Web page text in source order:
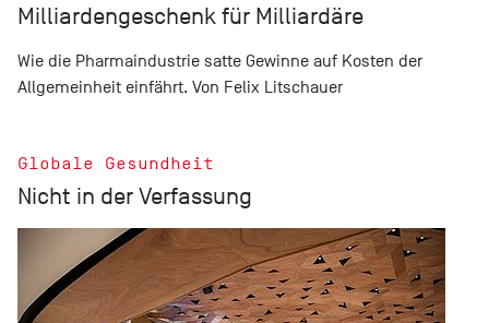
Milliardengeschenk für Milliardäre
Wie die Pharmaindustrie satte Gewinne auf Kosten der
Allgemeinheit einfährt. Von Felix Litschauer
Globale Gesundheit
Nicht in der Verfassung